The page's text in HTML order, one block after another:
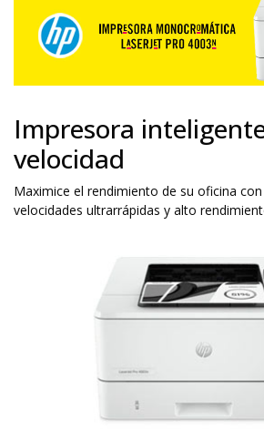
Impresora
velocidad
Maximice el rendimiento de su oficina
velocidades ultrarrápidas y alto